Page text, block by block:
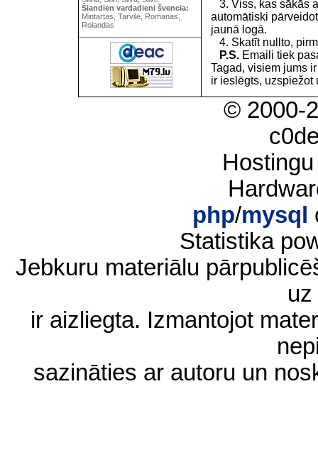
Šiandien vardadieni švencia:
Mintartas, Tarvilė, Romanas,
Rolandas
3. Viss, kas sākās
automātiski
jaunā logā.
4. Skatīt nullto,
P.S. Emaili tiek
Tagad, visiem jums
ir ieslēgts, uzspiežot
© 2000-
php/mysql
Statistika
Jebkuru materiālu
ir aizliegta. Izmantojot
sazināties ar autoru un